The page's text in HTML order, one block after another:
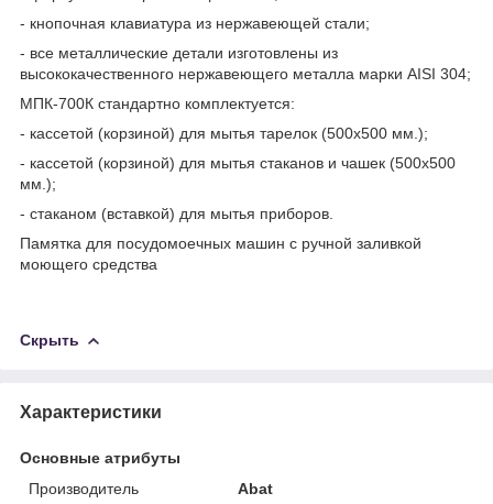
- кнопочная клавиатура из нержавеющей стали;
- все металлические детали изготовлены из
высококачественного нержавеющего металла марки AISI 304;
МПК-700К стандартно комплектуется:
- кассетой (корзиной) для мытья тарелок (500х500 мм.);
- кассетой (корзиной) для мытья стаканов и чашек (500х500
мм.);
- стаканом (вставкой) для мытья приборов.
Памятка для посудомоечных машин с ручной заливкой
моющего средства
Скрыть
Характеристики
Основные атрибуты
Производитель
Abat